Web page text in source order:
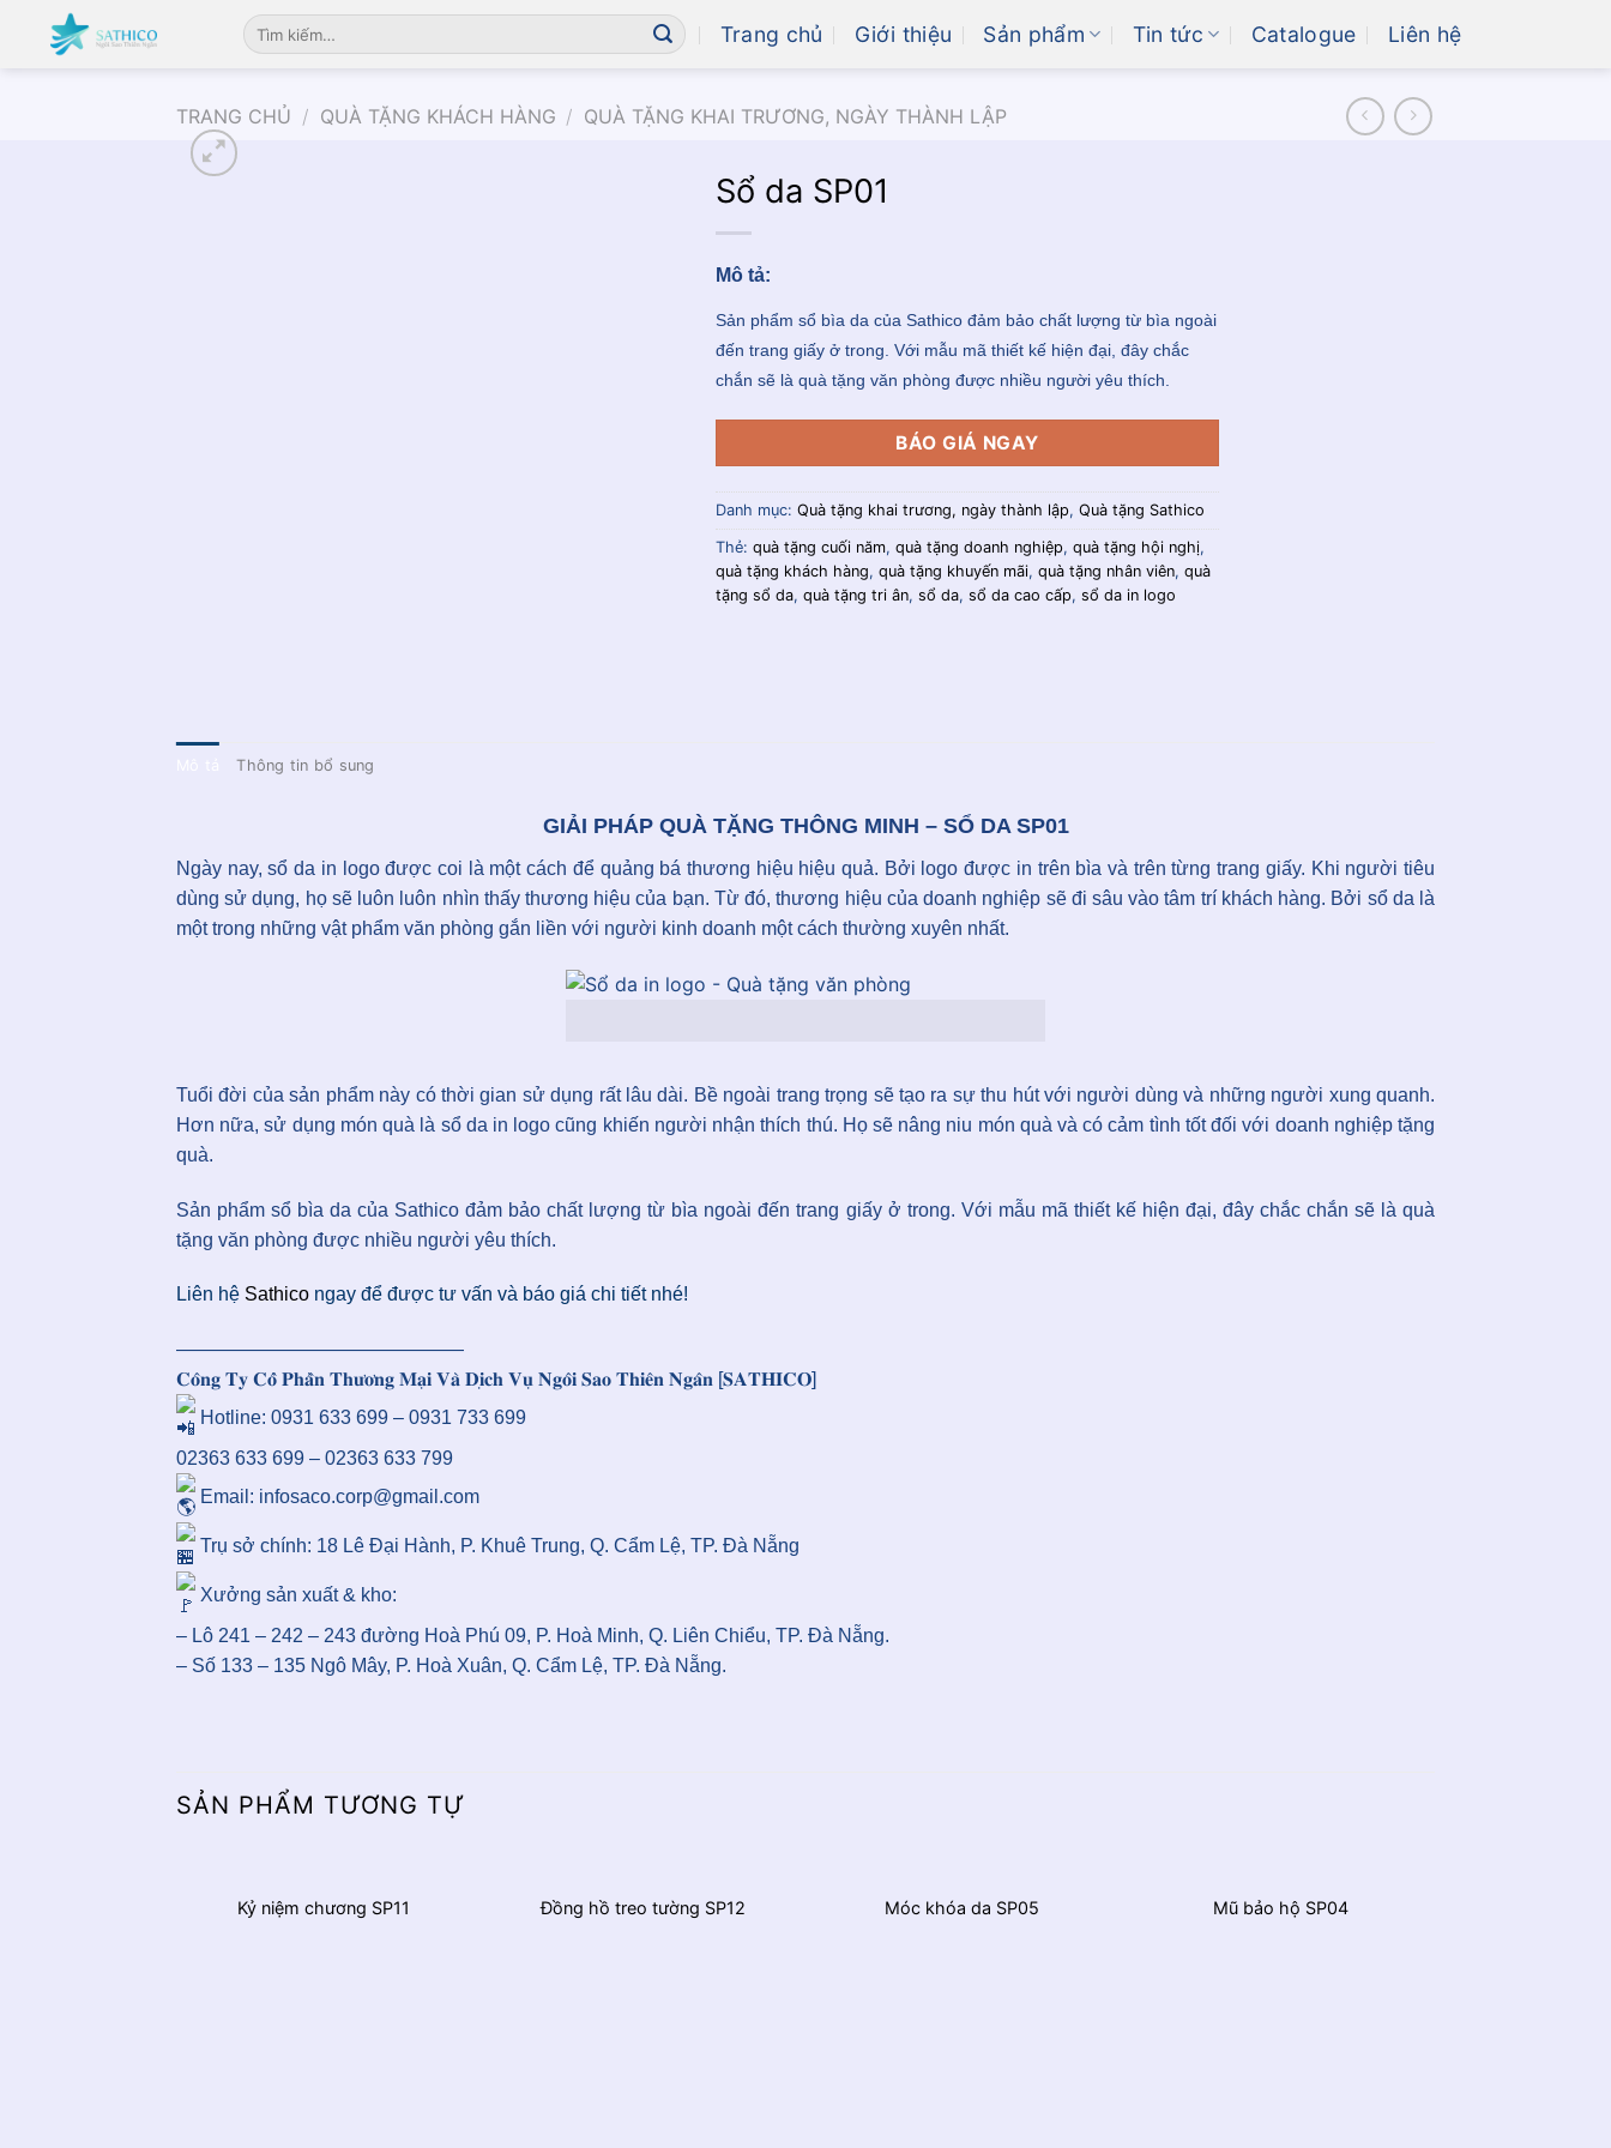
Chuyển
Tìm
kiếm:
Trang chủ Giới thiệu Sản phẩm Tin tức Catalogue Liên hệ
TRANG CHỦ / QUÀ TẶNG KHÁCH HÀNG / QUÀ TẶNG KHAI TRƯƠNG, NGÀY THÀNH LẬP
Sổ da SP01
Mô tả:
Sản phẩm sổ bìa da của Sathico đảm bảo chất lượng từ bìa ngoài
đến trang giấy ở trong. Với mẫu mã thiết kế hiện đại, đây chắc
chắn sẽ là quà tặng văn phòng được nhiều người yêu thích.
BÁO GIÁ NGAY
Danh mục: Quà tặng khai trương, ngày thành lập, Quà tặng Sathico
Thẻ: quà tặng cuối năm, quà tặng doanh nghiệp, quà tặng hội nghị,
quà tặng khách hàng, quà tặng khuyến mãi, quà tặng nhân viên, quà
tặng sổ da, quà tặng tri ân, sổ da, sổ da cao cấp, sổ da in logo
Thông tin bổ sung
GIẢI PHÁP QUÀ TẶNG THÔNG MINH – SỔ DA SP01
Ngày nay, sổ da in logo được coi là một cách để quảng bá thương hiệu hiệu quả. Bởi logo được in trên bìa và trên từng trang giấy. Khi người tiêu
dùng sử dụng, họ sẽ luôn luôn nhìn thấy thương hiệu của bạn. Từ đó, thương hiệu của doanh nghiệp sẽ đi sâu vào tâm trí khách hàng. Bởi sổ da là
một trong những vật phẩm văn phòng gắn liền với người kinh doanh một cách thường xuyên nhất.
Tuổi đời của sản phẩm này có thời gian sử dụng rất lâu dài. Bề ngoài trang trọng sẽ tạo ra sự thu hút với người dùng và những người xung quanh.
Hơn nữa, sử dụng món quà là sổ da in logo cũng khiến người nhận thích thú. Họ sẽ nâng niu món quà và có cảm tình tốt đối với doanh nghiệp tặng
quà.
Sản phẩm sổ bìa da của Sathico đảm bảo chất lượng từ bìa ngoài đến trang giấy ở trong. Với mẫu mã thiết kế hiện đại, đây chắc chắn sẽ là quà
tặng văn phòng được nhiều người yêu thích.
Liên hệ Sathico ngay để được tư vấn và báo giá chi tiết nhé!
———————————————
𝐂𝐨̂𝐧𝐠 𝐓𝐲 𝐂𝐨̂̉ 𝐏𝐡𝐚̂̀𝐧 𝐓𝐡𝐮̛𝐨̛𝐧𝐠 𝐌𝐚̣𝐢 𝐕𝐚̀ 𝐃𝐢̣𝐜𝐡 𝐕𝐮̣ 𝐍𝐠𝐨̂𝐢 𝐒𝐚𝐨 𝐓𝐡𝐢𝐞̂𝐧 𝐍𝐠𝐚̂𝐧 [𝐒𝐀𝐓𝐇𝐈𝐂𝐎]
Hotline: 0931 633 699 – 0931 733 699
02363 633 699 – 02363 633 799
Email: infosaco.corp@gmail.com
Trụ sở chính: 18 Lê Đại Hành, P. Khuê Trung, Q. Cẩm Lệ, TP. Đà Nẵng
Xưởng sản xuất & kho:
– Lô 241 – 242 – 243 đường Hoà Phú 09, P. Hoà Minh, Q. Liên Chiểu, TP. Đà Nẵng.
– Số 133 – 135 Ngô Mây, P. Hoà Xuân, Q. Cẩm Lệ, TP. Đà Nẵng.
SẢN PHẨM TƯƠNG TỰ
Kỷ niệm chương SP11 Đồng hồ treo tường SP12 Móc khóa da SP05 Mũ bảo hộ SP04